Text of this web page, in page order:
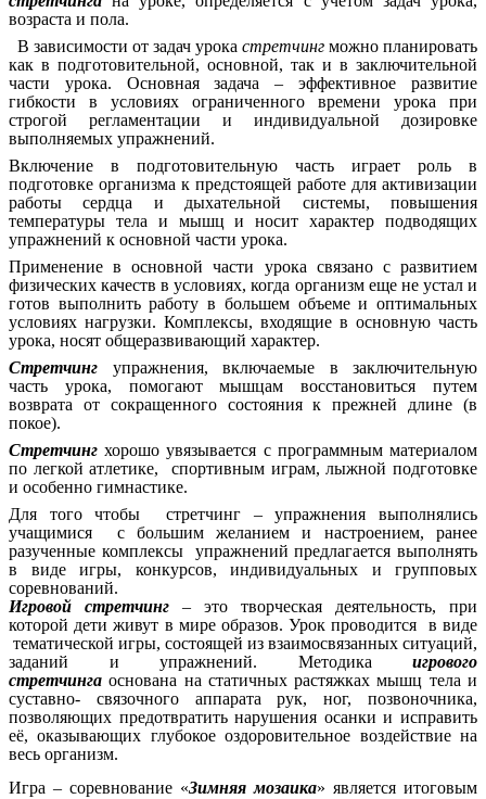
возраста и пола.
В зависимости от задач урока стретчинг можно планировать
как в подготовительной, основной, так и в заключительной
части урока. Основная задача – эффективное развитие
гибкости в условиях ограниченного времени урока при
строгой регламентации и индивидуальной дозировке
выполняемых упражнений.
Включение в подготовительную часть играет роль в
подготовке организма к предстоящей работе для активизации
работы сердца и дыхательной системы, повышения
температуры тела и мышц и носит характер подводящих
упражнений к основной части урока.
Применение в основной части урока связано с развитием
физических качеств в условиях, когда организм еще не устал и
готов выполнить работу в большем объеме и оптимальных
условиях нагрузки. Комплексы, входящие в основную часть
урока, носят общеразвивающий характер.
Стретчинг
упражнения, включаемые в заключительную
часть урока, помогают мышцам восстановиться путем
возврата от сокращенного состояния к прежней длине (в
покое).
Стретчинг хорошо увязывается с программным материалом
по легкой атлетике, спортивным играм, лыжной подготовке
и особенно гимнастике.
Для того чтобы стретчинг – упражнения выполнялись
учащимися с большим желанием и настроением, ранее
разученные комплексы упражнений предлагается выполнять
в виде игры, конкурсов, индивидуальных и групповых
соревнований.
Игровой стретчинг – это творческая деятельность, при
которой дети живут в мире образов. Урок проводится в виде
тематической игры, состоящей из взаимосвязанных ситуаций,
заданий и упражнений. Методика игрового
стретчинга основана на статичных растяжках мышц тела и
суставно- связочного аппарата рук, ног, позвоночника,
позволяющих предотвратить нарушения осанки и исправить
её, оказывающих глубокое оздоровительное воздействие на
весь организм.
Игра – соревнование «Зимняя мозаика» является итоговым